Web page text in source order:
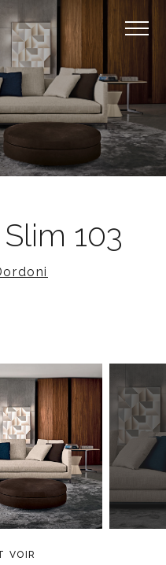
103
VOIR
2